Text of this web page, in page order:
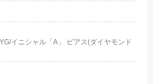
イニシャル「A」 ピアス(ダイヤモンド